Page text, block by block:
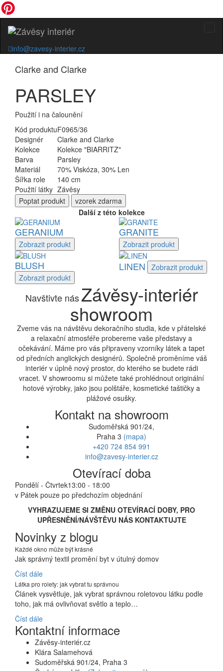
info@zavesy-interier.cz
Clarke and Clarke
PARSLEY
Použití i na čalounění
Kód produktuF0965/36
Designér
Clarke and Clarke
Kolekce
Kolekce "BIARRITZ"
Barva
Parsley
Materiál
70% Viskóza, 30% Len
Šířka role
140 cm
Použití látky Závěsy
Poptat produkt
vzorek zdarma
Další z této kolekce
GERANIUM
Zobrazit produkt
GRANITE
Zobrazit produkt
BLUSH
Zobrazit produkt
LINEN Zobrazit produkt
Navštivte nás Závěsy-interiér
showroom
Zveme vás na návštěvu dekoračního studia, kde v přátelské
a relaxační atmosféře probereme vaše představy a
očekávání. Máme pro vás připraveny vzorníky látek a tapet
od předních anglických designérů. Společně proměníme váš
interiér v úplně nový prostor, do kterého se budete rádi
vracet. V showroomu si můžete také prohlédnout originální
hotové výrobky, jako jsou polštáře, kosmetické taštičky a
plážové osušky.
Kontakt na showroom
Sudoměřská 901/24,
Praha 3 (mapa)
+420 724 854 991
info@zavesy-interier.cz
Otevírací doba
Pondělí - Čtvrtek13:00 - 18:00
v Pátek pouze po předchozím objednání
VYHRAZUJEME SI ZMĚNU OTEVÍRACÍ DOBY, PRO
UPŘESNĚNÍ/NÁVŠTĚVU NÁS KONTAKTUJTE
Novinky z blogu
Každé okno může být krásné
Jak správný textil promění byt v útulný domov
Číst dále
Látka pro rolety: jak vybrat tu správnou
Článek vysvětluje, jak vybrat správnou roletovou látku podle
toho, jak má ovlivňovat světlo a teplo…
Číst dále
Kontaktní informace
Závěsy-interiér.cz
Klára Salamehová
Sudoměřská 901/24, Praha 3